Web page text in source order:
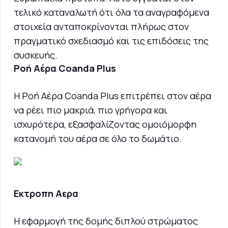
τελικό καταναλωτή ότι όλα τα αναγραφόμενα
στοιχεία ανταποκρίνονται πλήρως στον
πραγματικό σχεδιασμό και τις επιδόσεις της
συσκευής.
Ροή Αέρα Coanda Plus
Η Ροή Αέρα Coanda Plus επιτρέπει στον αέρα
να ρέει πιο μακριά, πιο γρήγορα και
ισχυρότερα, εξασφαλίζοντας ομοιόμορφη
κατανομή του αέρα σε όλο το δωμάτιο.
Εκτροπη Αερα
Η εφαρμογή της δομής διπλού στρώματος